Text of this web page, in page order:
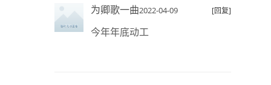
为卿歌一曲2022-04-09 [回复]
今年年底动工